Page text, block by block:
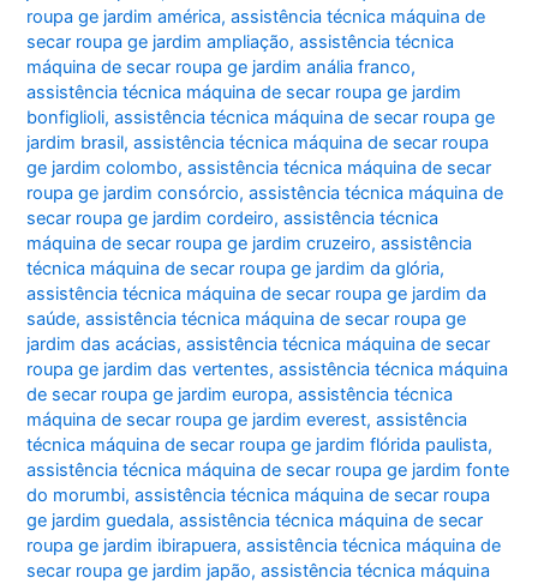
roupa ge jardim américa,assistência técnica máquina de
secar roupa ge jardim ampliação,assistência técnica
máquina de secar roupa ge jardim anália franco,
assistência técnica máquina de secar roupa ge jardim
bonfiglioli,assistência técnica máquina de secar roupa ge
jardim brasil,assistência técnica máquina de secar roupa
ge jardim colombo,assistência técnica máquina de secar
roupa ge jardim consórcio,assistência técnica máquina de
secar roupa ge jardim cordeiro,assistência técnica
máquina de secar roupa ge jardim cruzeiro,assistência
técnica máquina de secar roupa ge jardim da glória,
assistência técnica máquina de secar roupa ge jardim da
saúde,assistência técnica máquina de secar roupa ge
jardim das acácias,assistência técnica máquina de secar
roupa ge jardim das vertentes,assistência técnica máquina
de secar roupa ge jardim europa,assistência técnica
máquina de secar roupa ge jardim everest,assistência
técnica máquina de secar roupa ge jardim flórida paulista,
assistência técnica máquina de secar roupa ge jardim fonte
do morumbi,assistência técnica máquina de secar roupa
ge jardim guedala,assistência técnica máquina de secar
roupa ge jardim ibirapuera,assistência técnica máquina de
secar roupa ge jardim japão,assistência técnica máquina